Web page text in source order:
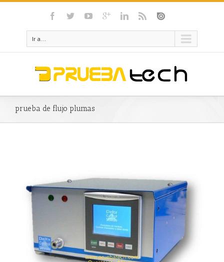
Ir a...
prueba de flujo plumas